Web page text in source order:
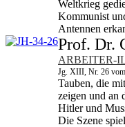
Weltkrieg
Kommunist
Antennen
Prof. Dr.
ARBEITER-
Jg. XIII, Nr. 26
Tauben, die
zeigen und an
Hitler und
Die Szene